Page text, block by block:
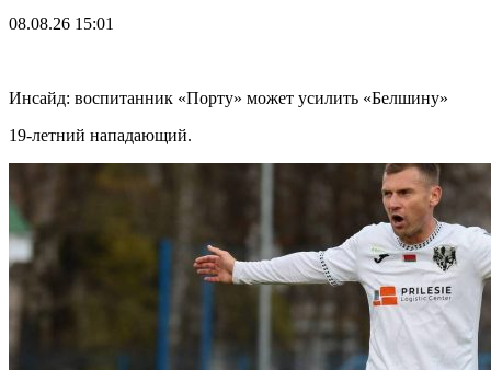
08.08.26 15:01
Инсайд: воспитанник «Порту» может усилить «Белшину»
19-летний нападающий.